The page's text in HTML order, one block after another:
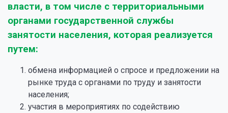
власти, в том числе с территориальными
органами государственной службы
занятости населения, которая реализуется
путем:
обмена информацией о спросе и предложении на
рынке труда с органами по труду и занятости
населения;
участия в мероприятиях по содействию